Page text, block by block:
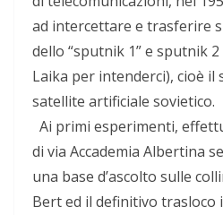
ad intercettare e trasferire
dello “sputnik 1” e sputnik
Laika per intenderci), cioè il
satellite artificiale sovietico.
Ai primi esperimenti,
di via Accademia Albertina
una base d’ascolto sulle
Bert ed il definitivo trasloco